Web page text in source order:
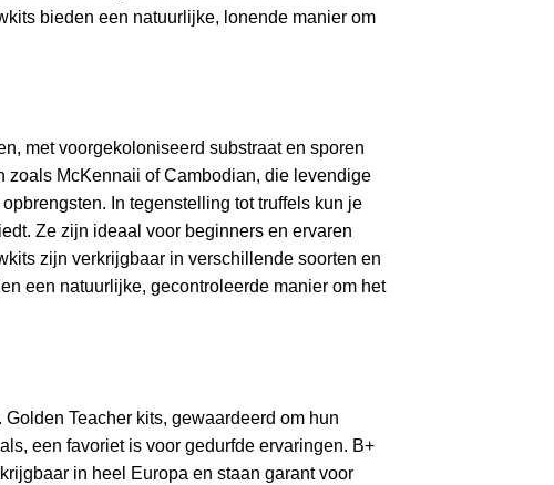
bieden een natuurlijke, lonende manier om
met voorgekoloniseerd substraat en sporen
zoals McKennaii of Cambodian, die levendige
In tegenstelling tot truffels kun je
Ze zijn ideaal voor beginners en ervaren
zijn verkrijgbaar in verschillende soorten en
een natuurlijke, gecontroleerde manier om het
Teacher kits, gewaardeerd om hun
een favoriet is voor gedurfde ervaringen. B+
in heel Europa en staan garant voor